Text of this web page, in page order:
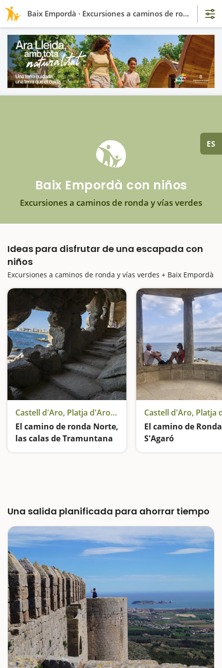
ES
Baix Empordà con niños
Excursiones a caminos de ronda y vías verdes
Ideas para disfrutar de una escapada con
niños
Excursiones a caminos de ronda y vías verdes + Baix Empordà
Castell d'Aro, Platja d'Aro y S'Agaró
El camino de ronda Norte,
las calas de Tramuntana
El camino de
S'Agaró
Una salida planificada para ahorrar tiempo
Baix Empordà · Excursiones a caminos de ronda y vías verdes